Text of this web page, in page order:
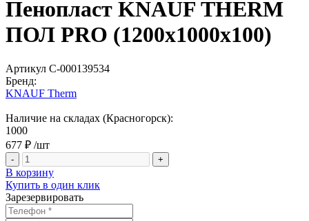
Пенопласт KNAUF THERM
ПОЛ PRO (1200х1000х100)
Артикул С-000139534
Бренд:
KNAUF Therm
Наличие на складах (Красногорск):
1000
677 ₽ /шт
- +
В корзину
Купить в один клик
Зарезервировать